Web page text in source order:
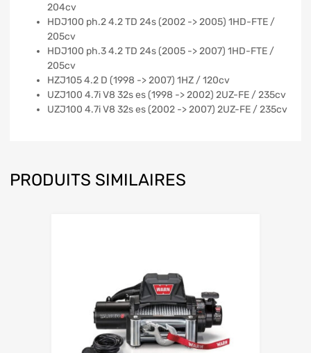
204cv
HDJ100 ph.2 4.2 TD 24s (2002 -> 2005) 1HD-FTE /
205cv
HDJ100 ph.3 4.2 TD 24s (2005 -> 2007) 1HD-FTE /
205cv
HZJ105 4.2 D (1998 -> 2007) 1HZ / 120cv
UZJ100 4.7i V8 32s es (1998 -> 2002) 2UZ-FE / 235cv
UZJ100 4.7i V8 32s es (2002 -> 2007) 2UZ-FE / 235cv
PRODUITS SIMILAIRES